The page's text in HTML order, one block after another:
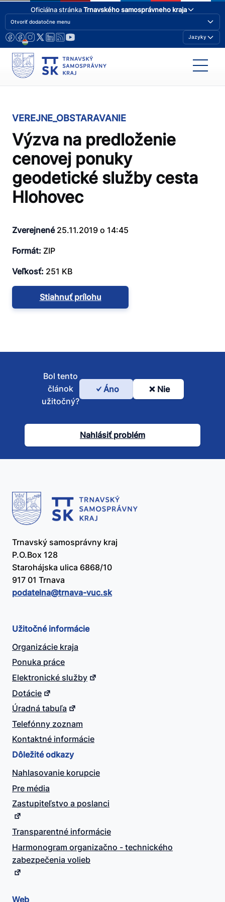
Oficiálna stránkaTrnavského samosprávneho kraja
Otvoriť dodatočne menu
Jazyky
VEREJNE_OBSTARAVANIE
Výzva na predloženie
cenovej ponuky
geodetické služby cesta
Hlohovec
Zverejnené25.11.2019 o 14:45
Formát: ZIP
Veľkosť: 251 KB
Stiahnuť prílohu
Bol
článok
užitočný?
Bol tento
článok
užitočný?
Áno Nie
Nahlásiť problém
Trnavský samosprávny kraj
P.O.Box 128
Starohájska ulica 6868/10
917 01 Trnava
podatelna@​trnava-vuc.sk
Užitočné informácie
Organizácie kraja
Ponuka práce
Elektronické služby
Dotácie
Úradná tabuľa
Telefónny zoznam
Kontaktné informácie
Dôležité odkazy
Nahlasovanie korupcie
Pre média
Zastupiteľstvo a poslanci
Transparentné informácie
Harmonogram organizačno - technického
zabezpečenia volieb
Web